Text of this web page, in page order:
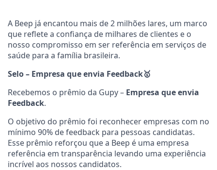
A Beep já encantou mais de 2 milhões lares, um marco
que reflete a confiança de milhares de clientes e o
nosso compromisso em ser referência em serviços de
saúde para a família brasileira.
Selo – Empresa que envia Feedback🥇
Recebemos o prêmio da Gupy – Empresa que envia
Feedback.
O objetivo do prêmio foi reconhecer empresas com no
mínimo 90% de feedback para pessoas candidatas.
Esse prêmio reforçou que a Beep é uma empresa
referência em transparência levando uma experiência
incrível aos nossos candidatos.